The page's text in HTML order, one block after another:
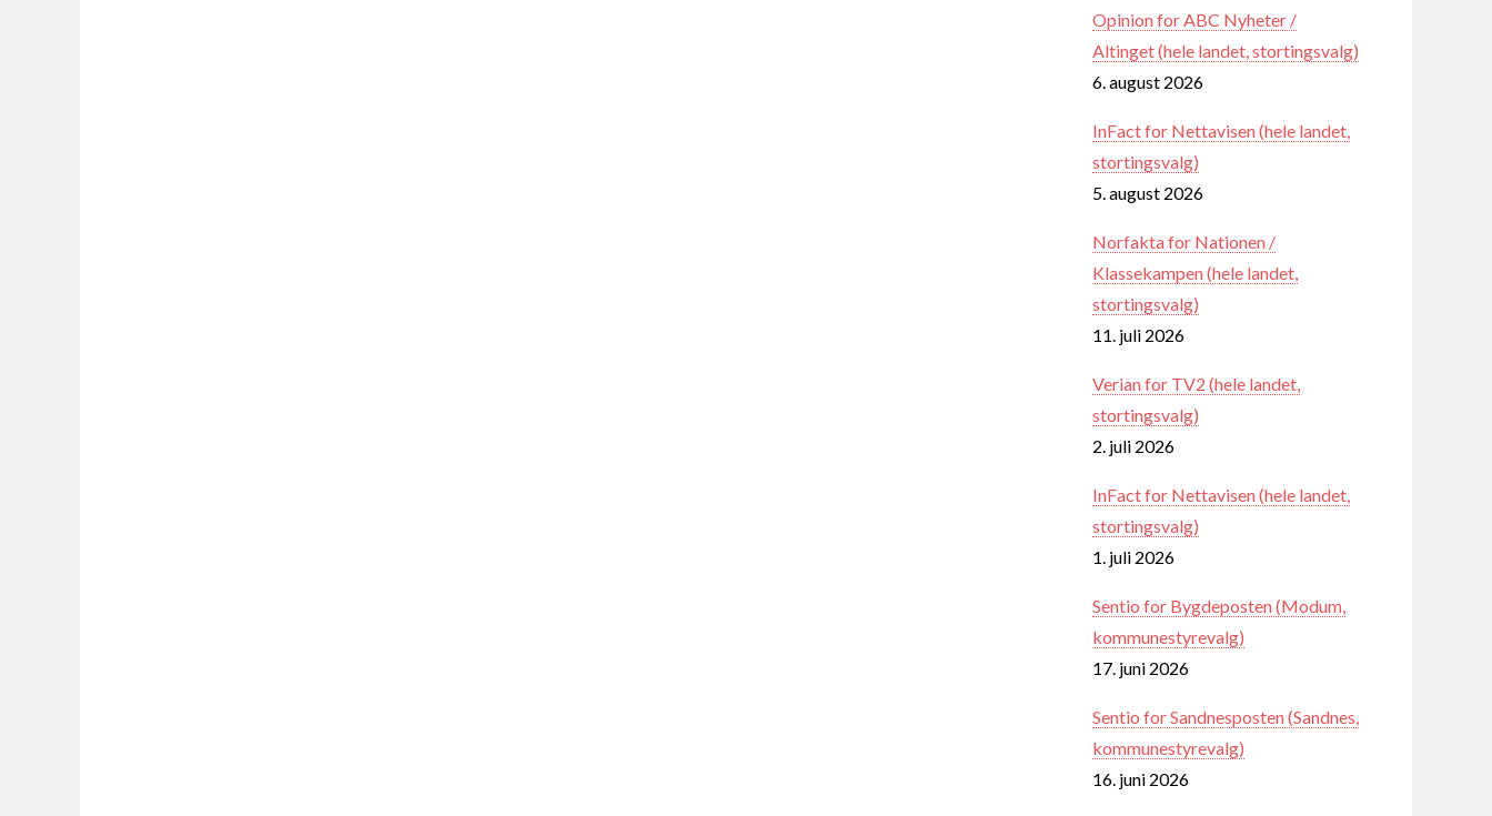
Opinion for ABC Nyheter /
Altinget (hele landet, stortingsvalg)
6. august 2026
InFact for Nettavisen (hele landet,
stortingsvalg)
5. august 2026
Norfakta for Nationen /
Klassekampen (hele landet,
stortingsvalg)
11. juli 2026
Verian for TV2 (hele landet,
stortingsvalg)
2. juli 2026
InFact for Nettavisen (hele landet,
stortingsvalg)
1. juli 2026
Sentio for Bygdeposten (Modum,
kommunestyrevalg)
17. juni 2026
Sentio for Sandnesposten (Sandnes,
kommunestyrevalg)
16. juni 2026